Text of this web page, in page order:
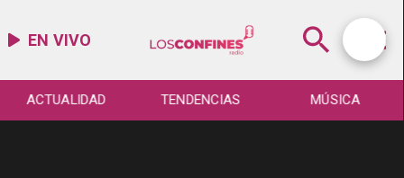
EN VIVO
ACTUALIDAD TENDENCIAS MÚSICA